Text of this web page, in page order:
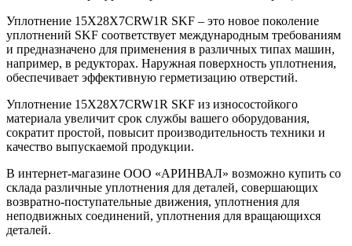
Уплотнение 15X28X7CRW1R SKF – это новое поколение
уплотнений SKF соответствует международным требованиям
и предназначено для применения в различных типах машин,
например, в редукторах. Наружная поверхность уплотнения,
обеспечивает эффективную герметизацию отверстий.
Уплотнение 15X28X7CRW1R SKF из износостойкого
материала увеличит срок службы вашего оборудования,
сократит простой, повысит производительность техники и
качество выпускаемой продукции.
В интернет-магазине ООО «АРИНВАЛ» возможно купить со
склада различные уплотнения для деталей, совершающих
возвратно-поступательные движения, уплотнения для
неподвижных соединений, уплотнения для вращающихся
деталей.